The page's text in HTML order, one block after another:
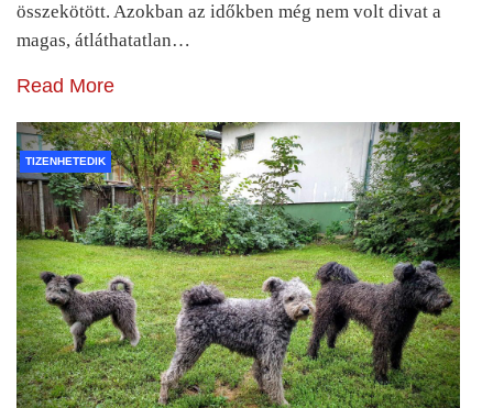
összekötött. Azokban az időkben még nem volt divat a
magas, átláthatatlan…
Read More
TIZENHETEDIK